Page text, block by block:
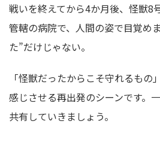
戦いを終えてから4か月後、怪獣8
管轄の病院で、人間の姿で目覚め
た”だけじゃない。
「怪獣だったからこそ守れるもの
感じさせる再出発のシーンです。
共有していきましょう。